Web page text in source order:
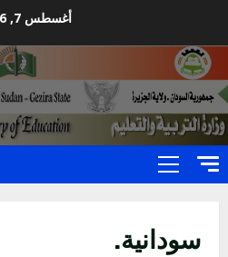
content
أغسطس 7, 2026
Primary
سودانية.